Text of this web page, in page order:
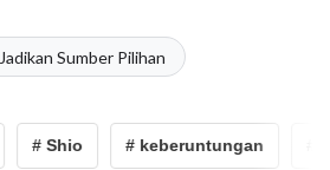
Jadikan Sumber Pilihan
# Shio # keberuntungan